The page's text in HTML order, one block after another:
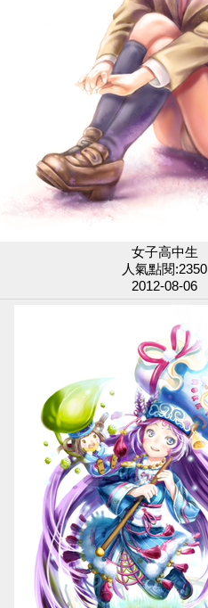
女子高中生
人氣點閱:2350
2012-08-06